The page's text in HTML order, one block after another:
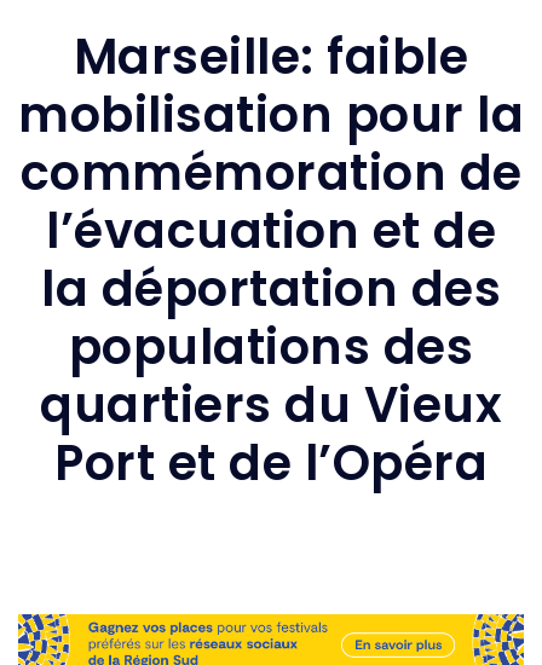
Marseille: faible
mobilisation pour la
commémoration de
l’évacuation et de
la déportation des
populations des
quartiers du Vieux
Port et de l’Opéra